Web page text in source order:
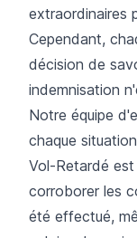
extraordinaires
Cependant,
décision de
indemnisation
Notre équipe
chaque
Vol-Retardé
corroborer les
été effectué,